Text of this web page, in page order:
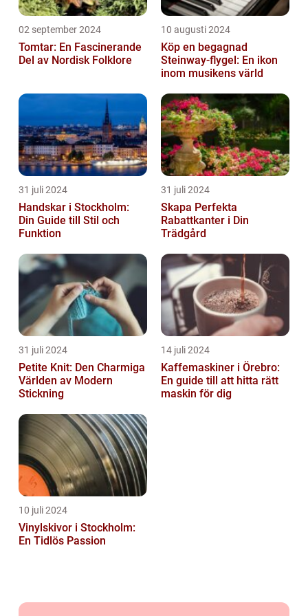
02 september 2024
Tomtar: En Fascinerande
Del av Nordisk Folklore
10 augusti 2024
Köp en begagnad
Steinway-flygel: En ikon
inom musikens värld
31 juli 2024
Handskar i Stockholm:
Din Guide till Stil och
Funktion
31 juli 2024
Skapa Perfekta
Rabattkanter i Din
Trädgård
31 juli 2024
Petite Knit: Den Charmiga
Världen av Modern
Stickning
14 juli 2024
Kaffemaskiner i Örebro:
En guide till att hitta rätt
maskin för dig
10 juli 2024
Vinylskivor i Stockholm:
En Tidlös Passion